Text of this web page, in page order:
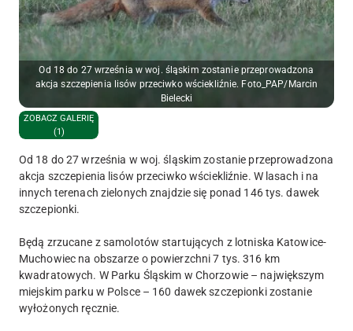
Od 18 do 27 września w woj. śląskim zostanie przeprowadzona
akcja szczepienia lisów przeciwko wściekliźnie. Foto_PAP/Marcin
Bielecki
ZOBACZ GALERIĘ
(1)
Od 18 do 27 września w woj. śląskim zostanie przeprowadzona
akcja szczepienia lisów przeciwko wściekliźnie. W lasach i na
innych terenach zielonych znajdzie się ponad 146 tys. dawek
szczepionki.
Będą zrzucane z samolotów startujących z lotniska Katowice-
Muchowiec na obszarze o powierzchni 7 tys. 316 km
kwadratowych. W Parku Śląskim w Chorzowie – największym
miejskim parku w Polsce – 160 dawek szczepionki zostanie
wyłożonych ręcznie.